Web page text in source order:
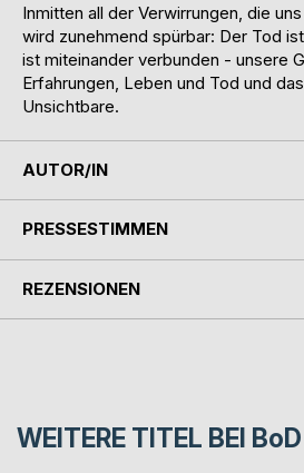
Inmitten all der Verwirrungen, die
wird zunehmend spürbar: Der Tod
ist miteinander verbunden - unsere
Erfahrungen, Leben und Tod und
Unsichtbare.
AUTOR/IN
PRESSESTIMMEN
REZENSIONEN
WEITERE TITEL BEI BoD